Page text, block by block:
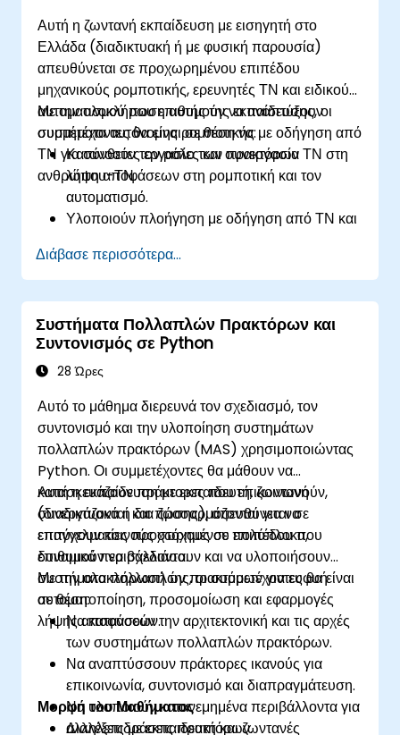
Αυτή η ζωντανή εκπαίδευση με εισηγητή στο
Ελλάδα (διαδικτυακή ή με φυσική παρουσία)
απευθύνεται σε προχωρημένου επιπέδου
μηχανικούς ρομποτικής, ερευνητές ΤΝ και ειδικούς
αυτοματισμού που επιθυμούν να αναπτύξουν
συστήματα αυτόνομης ρομποτικής με οδήγηση από
ΤΝ για σύνθετες εργασίες και συνεργασία
ανθρώπου-ΤΝ.
Με την ολοκλήρωση αυτής της εκπαίδευσης, οι
συμμετέχοντες θα είναι σε θέση να:
Κατανοούν τον ρόλο των πρακτόρων ΤΝ στη
λήψη αποφάσεων στη ρομποτική και τον
αυτοματισμό.
Υλοποιούν πλοήγηση με οδήγηση από ΤΝ και
Αναπτύσσουν συνεργατικά ρομποτικά
συστήματα ανθρώπου-ΤΝ.
Εφαρμόζουν συστήματα αντίληψης και ελέγχου
με υποστήριξη ΤΝ σε ρομπότ.
Διάβασε περισσότερα...
Συστήματα Πολλαπλών Πρακτόρων και
Συντονισμός σε Python
28 Ώρες
Αυτό το μάθημα διερευνά τον σχεδιασμό, τον
συντονισμό και την υλοποίηση συστημάτων
πολλαπλών πρακτόρων (MAS) χρησιμοποιώντας
Python. Οι συμμετέχοντες θα μάθουν να
κατασκευάζουν πράκτορες που επικοινωνούν,
συνεργάζονται και προσαρμόζονται για να
επιτύχουν κοινούς στόχους σε πολύπλοκα,
δυναμικά περιβάλλοντα.
Αυτή η εκπαίδευση με εκπαιδευτή, ζωντανή
(διαδικτυακά ή δια ζώσης), απευθύνεται σε
επαγγελματίες προχωρημένου επιπέδου που
επιθυμούν να σχεδιάσουν και να υλοποιήσουν
συστήματα πολλαπλών πρακτόρων για ευφυή
αυτοματοποίηση, προσομοίωση και εφαρμογές
λήψης αποφάσεων.
Με την ολοκλήρωσή της, οι συμμετέχοντες θα είναι
σε θέση:
Να κατανοούν την αρχιτεκτονική και τις αρχές
των συστημάτων πολλαπλών πρακτόρων.
Να αναπτύσσουν πράκτορες ικανούς για
επικοινωνία, συντονισμό και διαπραγμάτευση.
Να υλοποιούν κατανεμημένα περιβάλλοντα για
αλληλεπιδράσεις πρακτόρων.
Μορφή του Μαθήματος
Διαλέξεις με εκπαιδευτή και ζωντανές